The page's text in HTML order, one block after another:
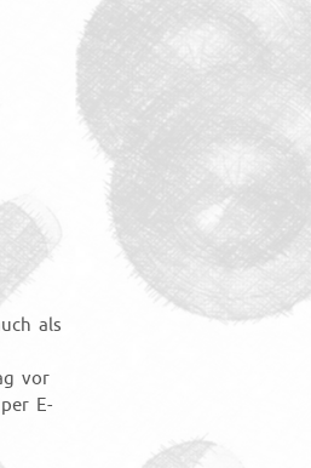
als
vor
E-